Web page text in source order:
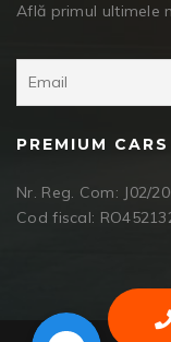
Află primul ultimele
PREMIUM
Nr. Reg. Com: J02/
Cod fiscal:
Facebook Messenger